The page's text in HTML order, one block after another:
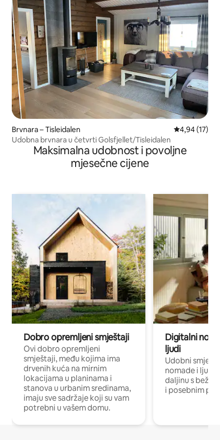
Brvnara – Tisleidalen Prosječna
4,94 (17)
Udobna brvnara u četvrti Golsfjellet/Tisleidalen
Maksimalna udobnost i povoljne
mjesečne cijene
Dobro opremljeni smještaji
Ovi dobro opremljeni
smještaji, među kojima ima
drvenih kuća na mirnim
lokacijama u planinama i
stanova u urbanim sredinama,
imaju sve sadržaje koji su vam
potrebni u vašem domu.
Digitalni
ljudi
Udobni
nomade i ljude
daljinu s
i posebnim